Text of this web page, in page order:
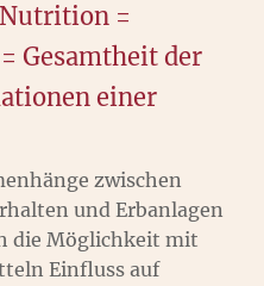
=
Gesamtheit der
einer
zwischen
und Erbanlagen
die Möglichkeit mit
Einfluss auf